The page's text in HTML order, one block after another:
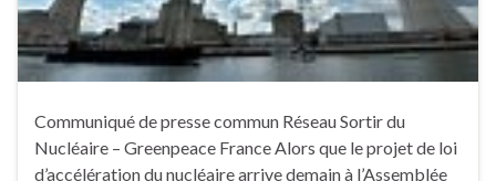
Communiqué de presse commun Réseau Sortir du
Nucléaire – Greenpeace France Alors que le projet de loi
d’accélération du nucléaire arrive demain à l’Assemblée